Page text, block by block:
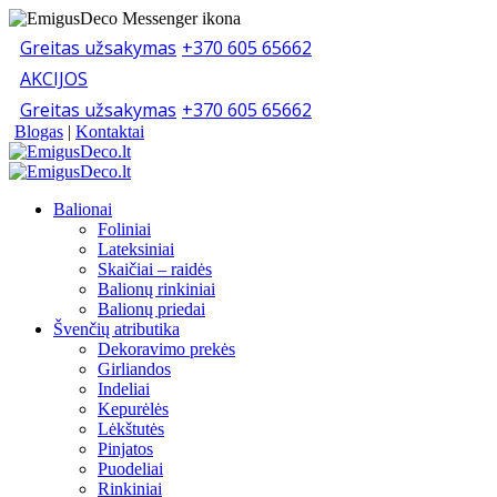
Greitas užsakymas +370 605 65662
AKCIJOS
Greitas užsakymas +370 605 65662
Blogas | Kontaktai
Balionai
Foliniai
Lateksiniai
Skaičiai – raidės
Balionų rinkiniai
Balionų priedai
Švenčių atributika
Dekoravimo prekės
Girliandos
Indeliai
Kepurėlės
Lėkštutės
Pinjatos
Puodeliai
Rinkiniai